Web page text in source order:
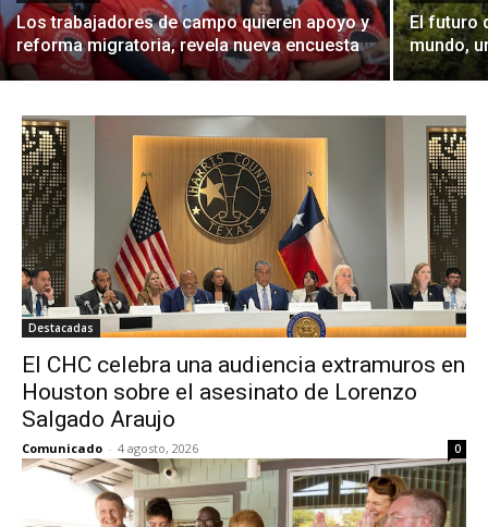
Los trabajadores de campo quieren apoyo y
reforma migratoria, revela nueva encuesta
El futuro
mundo,
Destacadas
El CHC celebra una audiencia extramuros en
Houston sobre el asesinato de Lorenzo
Salgado Araujo
Comunicado - 4 agosto, 2026 0